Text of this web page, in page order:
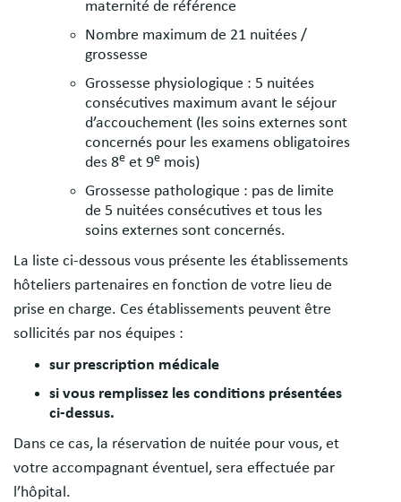
maternité de référence
Nombre maximum de 21 nuitées /
grossesse
Grossesse physiologique : 5 nuitées
consécutives maximum avant le séjour
d’accouchement (les soins externes sont
concernés pour les examens obligatoires
des 8e et 9e mois)
Grossesse pathologique : pas de limite
de 5 nuitées consécutives et tous les
soins externes sont concernés.
La liste ci-dessous vous présente les établissements
hôteliers partenaires en fonction de votre lieu de
prise en charge. Ces établissements peuvent être
sollicités par nos équipes :
sur prescription médicale
si vous remplissez les conditions présentées
ci-dessus.
Dans ce cas, la réservation de nuitée pour vous, et
votre accompagnant éventuel, sera effectuée par
l’hôpital.